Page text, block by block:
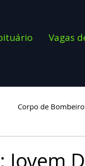
Vagas
Corpo de